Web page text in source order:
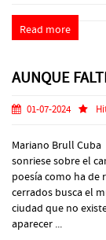
Read more
AUNQUE
01-07-2024
Mariano Brull
sonriese sobre el
poesía como ha de
cerrados busca el
ciudad que no
aparecer ...